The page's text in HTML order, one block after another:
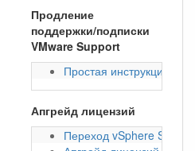
Продление
поддержки/подписки
VMware Support
Простая инструкция
Апгрейд лицензий
Переход vSphere